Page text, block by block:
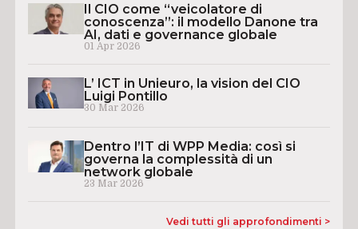
Il CIO come “veicolatore di
conoscenza”: il modello Danone tra
AI, dati e governance globale
01 Apr 2026
L’ ICT in Unieuro, la vision del CIO
Luigi Pontillo
30 Mar 2026
Dentro l’IT di WPP Media: così si
governa la complessità di un
network globale
23 Mar 2026
Vedi tutti gli approfondimenti >